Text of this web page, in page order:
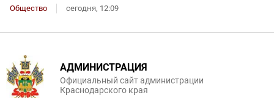
Общество сегодня, 12:09
АДМИНИСТРАЦИЯ
Официальный сайт администрации
Краснодарского края